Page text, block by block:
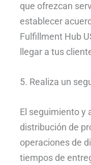
que ofrezcan
establecer
Fulfillment Hub
llegar a tus
5. Realiza un
El seguimiento y
distribución de
operaciones de
tiempos de